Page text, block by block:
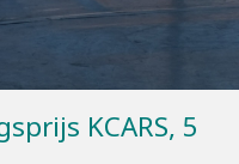
KCARS, 5